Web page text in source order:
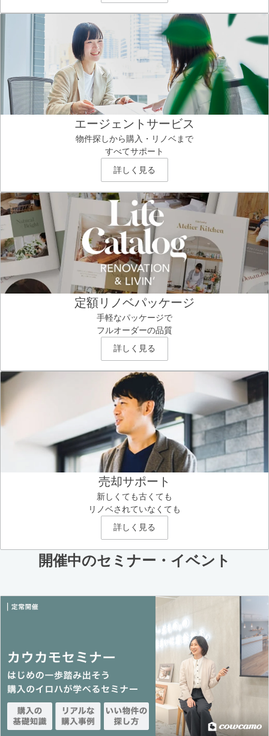
エージェントサービス
物件探しから購入・リノベまで
すべてサポート
詳しく見る
定額リノベパッケージ
手軽なパッケージで
フルオーダーの品質
詳しく見る
売却サポート
新しくても古くても
リノベされていなくても
詳しく見る
開催中のセミナー・イベント